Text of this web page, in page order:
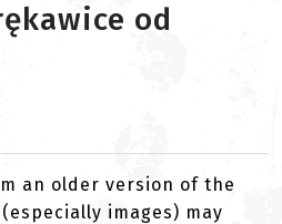
od
an older version of the
images) may